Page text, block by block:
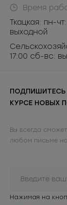
Время
Ткацкая: пн-
выходной
17:00 сб-вс:
ПОДПИШИТЕСЬ
КУРСЕ НОВЫХ
Вы всегда
любом письме
Нажимая на